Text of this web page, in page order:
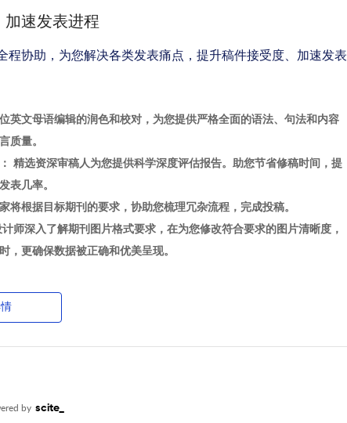
加速发表进程
程协助，为您解决各类发表痛点，提升稿件接受度、加速发表
英文母语编辑的润色和校对，为您提供严格全面的语法、句法和内容
质量。
精选资深审稿人为您提供科学深度评估报告。助您节省修稿时间，提
表几率。
将根据目标期刊的要求，协助您梳理冗杂流程，完成投稿。
师深入了解期刊图片格式要求，在为您修改符合要求的图片清晰度，
，更确保数据被正确和优美呈现。
by scite_